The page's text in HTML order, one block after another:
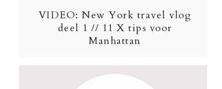
VIDEO: New York travel vlog
deel 1 // 11 X tips voor
Manhattan